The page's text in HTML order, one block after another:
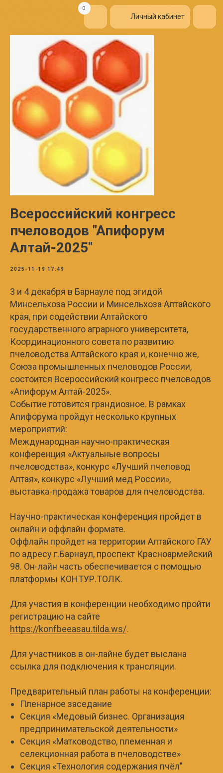
Личный кабинет
Всероссийский конгресс
пчеловодов "Апифорум
Алтай-2025"
2025-11-19 17:49
3 и 4 декабря в Барнауле под эгидой
Минсельхоза России и Минсельхоза Алтайского
края, при содействии Алтайского
государственного аграрного университета,
Координационного совета по развитию
пчеловодства Алтайского края и, конечно же,
Союза промышленных пчеловодов России,
состоится Всероссийский конгресс пчеловодов
«Апифорум Алтай-2025».
Событие готовится грандиозное. В рамках
Апифорума пройдут несколько крупных
мероприятий:
Международная научно-практическая
конференция «Актуальные вопросы
пчеловодства», конкурс «Лучший пчеловод
Алтая», конкурс «Лучший мед России»,
выставка-продажа товаров для пчеловодства.
Научно-практическая конференция пройдет в
онлайн и оффлайн формате.
Оффлайн пройдет на территории Алтайского ГАУ
по адресу г.Барнаул, проспект Красноармейский
98. Он-лайн часть обеспечивается с помощью
платформы КОНТУР.ТОЛК.
Для участия в конференции необходимо пройти
регистрацию на сайте
https://konfbeeasau.tilda.ws/.
Для участников в он-лайне будет выслана
ссылка для подключения к трансляции.
Предварительный план работы на конференции:
Пленарное заседание
Секция «Медовый бизнес. Организация
предпринимательской деятельности»
Секция «Матководство, племенная и
селекционная работа в пчеловодстве»
Секция «Технология содержания пчёл"